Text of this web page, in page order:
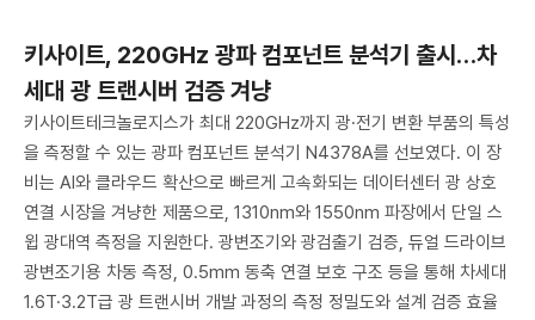
키사이트, 220GHz 광파 컴포넌트 분석기 출시…차
세대 광 트랜시버 검증 겨냥
키사이트테크놀로지스가 최대 220GHz까지 광·전기 변환 부품의 특성
을 측정할 수 있는 광파 컴포넌트 분석기 N4378A를 선보였다. 이 장
비는 AI와 클라우드 확산으로 빠르게 고속화되는 데이터센터 광 상호
연결 시장을 겨냥한 제품으로, 1310nm와 1550nm 파장에서 단일 스
윕 광대역 측정을 지원한다. 광변조기와 광검출기 검증, 듀얼 드라이브
광변조기용 차동 측정, 0.5mm 동축 연결 보호 구조 등을 통해 차세대
1.6T·3.2T급 광 트랜시버 개발 과정의 측정 정밀도와 설계 검증 효율